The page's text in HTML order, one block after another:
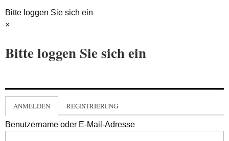
Bitte loggen Sie sich ein
×
Bitte loggen Sie sich ein
ANMELDEN REGISTRIERUNG
Benutzername oder E-Mail-Adresse